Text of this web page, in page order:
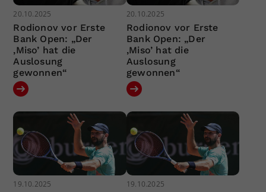
20.10.2025
Rodionov vor Erste
Bank Open: „Der
‚Miso’ hat die
Auslosung
gewonnen“
20.10.2025
Rodionov vor Erste
Bank Open: „Der
‚Miso’ hat die
Auslosung
gewonnen“
19.10.2025 19.10.2025